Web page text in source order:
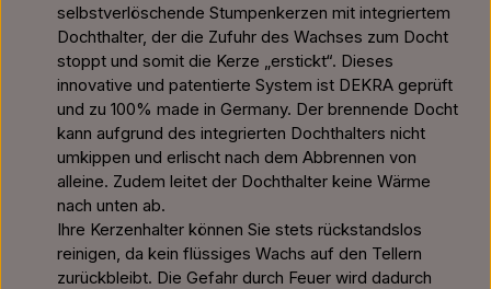
selbstverlöschende Stumpenkerzen mit integriertem
Dochthalter, der die Zufuhr des Wachses zum Docht
stoppt und somit die Kerze „erstickt“. Dieses
innovative und patentierte System ist DEKRA geprüft
und zu 100% made in Germany. Der brennende Docht
kann aufgrund des integrierten Dochthalters nicht
umkippen und erlischt nach dem Abbrennen von
alleine. Zudem leitet der Dochthalter keine Wärme
nach unten ab.
Ihre Kerzenhalter können Sie stets rückstandslos
reinigen, da kein flüssiges Wachs auf den Tellern
zurückbleibt. Die Gefahr durch Feuer wird dadurch